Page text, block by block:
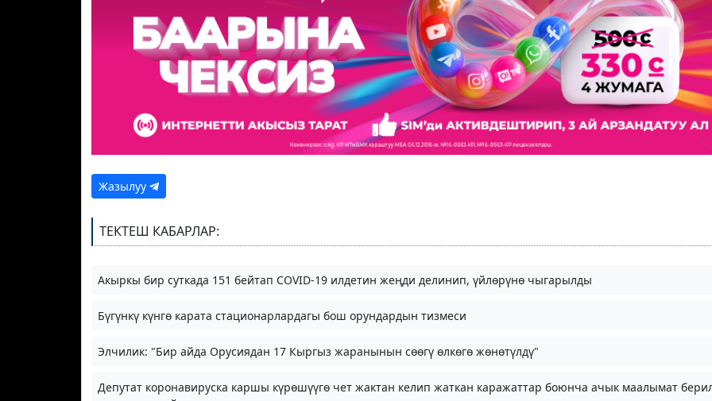
Жазылуу
ТЕКТЕШ КАБАРЛАР:
Акыркы бир суткада 151 бейтап COVID-19 илдетин жеңди делинип, үйлөрүнө чыгарылды
Бүгүнкү күнгө карата стационарлардагы бош орундардын тизмеси
Элчилик: "Бир айда Орусиядан 17 Кыргыз жаранынын сөөгү өлкөгө жөнөтүлдү"
Депутат коронавируска каршы күрөшүүгө чет жактан келип жаткан каражаттар боюнча ачык маалымат